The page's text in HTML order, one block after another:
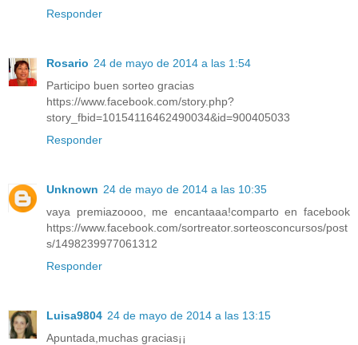
Responder
Rosario 24 de mayo de 2014 a las 1:54
Participo buen sorteo gracias
https://www.facebook.com/story.php?
story_fbid=10154116462490034&id=900405033
Responder
Unknown 24 de mayo de 2014 a las 10:35
vaya premiazoooo, me encantaaa!comparto en facebook
https://www.facebook.com/sortreator.sorteosconcursos/post
s/1498239977061312
Responder
Luisa9804 24 de mayo de 2014 a las 13:15
Apuntada,muchas gracias¡¡